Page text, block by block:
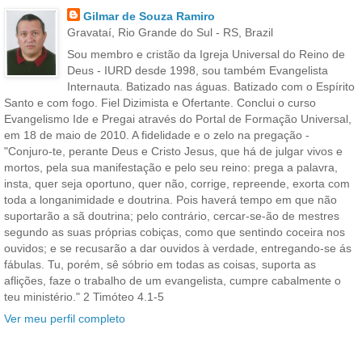
Gilmar de Souza Ramiro
Gravataí, Rio Grande do Sul - RS, Brazil
Sou membro e cristão da Igreja Universal do Reino de
Deus - IURD desde 1998, sou também Evangelista
Internauta. Batizado nas águas. Batizado com o Espírito
Santo e com fogo. Fiel Dizimista e Ofertante. Conclui o curso
Evangelismo Ide e Pregai através do Portal de Formação Universal,
em 18 de maio de 2010. A fidelidade e o zelo na pregação -
"Conjuro-te, perante Deus e Cristo Jesus, que há de julgar vivos e
mortos, pela sua manifestação e pelo seu reino: prega a palavra,
insta, quer seja oportuno, quer não, corrige, repreende, exorta com
toda a longanimidade e doutrina. Pois haverá tempo em que não
suportarão a sã doutrina; pelo contrário, cercar-se-ão de mestres
segundo as suas próprias cobiças, como que sentindo coceira nos
ouvidos; e se recusarão a dar ouvidos à verdade, entregando-se ás
fábulas. Tu, porém, sê sóbrio em todas as coisas, suporta as
aflições, faze o trabalho de um evangelista, cumpre cabalmente o
teu ministério." 2 Timóteo 4.1-5
Ver meu perfil completo